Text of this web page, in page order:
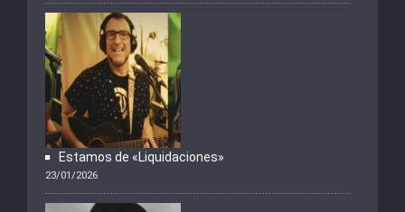
Estamos de «Liquidaciones»
23/01/2026